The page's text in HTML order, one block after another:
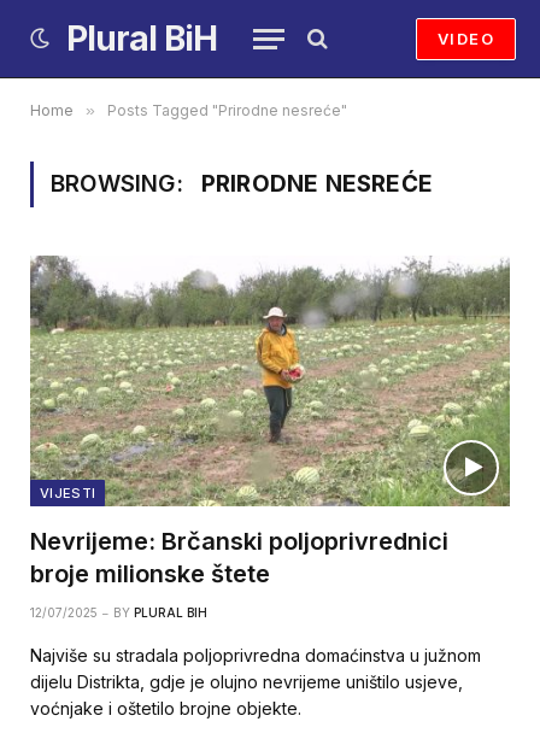
Plural BiH VIDEO
Home » Posts Tagged "Prirodne nesreće"
BROWSING: PRIRODNE NESREĆE
VIJESTI
Nevrijeme: Brčanski poljoprivrednici
broje milionske štete
12/07/2025 BY PLURAL BIH
Najviše su stradala poljoprivredna domaćinstva u južnom
dijelu Distrikta, gdje je olujno nevrijeme uništilo usjeve,
voćnjake i oštetilo brojne objekte.